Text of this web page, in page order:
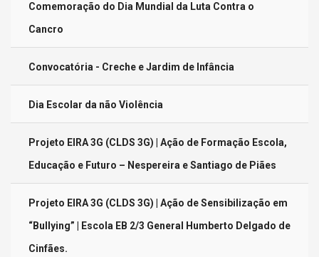
Comemoração do Dia Mundial da Luta Contra o
Cancro
Convocatória - Creche e Jardim de Infância
Dia Escolar da não Violência
Projeto EIRA 3G (CLDS 3G) | Ação de Formação Escola,
Educação e Futuro – Nespereira e Santiago de Piães
Projeto EIRA 3G (CLDS 3G) | Ação de Sensibilização em
“Bullying” | Escola EB 2/3 General Humberto Delgado de
Cinfães.